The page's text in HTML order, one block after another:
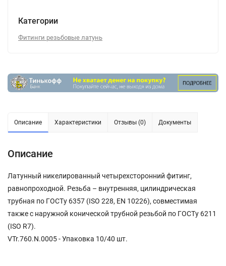
Категории
Фитинги резьбовые латунь
Описание Характеристики Отзывы (0) Документы
Описание
Латунный никелированный четырехсторонний фитинг,
равнопроходной. Резьба – внутренняя, цилиндрическая
трубная по ГОСТу 6357 (ISO 228, EN 10226), совместимая
также с наружной конической трубной резьбой по ГОСТу 6211
(ISO R7).
VTr.760.N.0005 - Упаковка 10/40 шт.